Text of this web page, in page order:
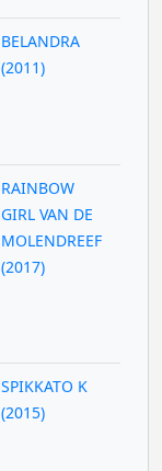
BELANDRA
(2011)
RAINBOW
GIRL VAN DE
MOLENDREEF
(2017)
SPIKKATO K
(2015)